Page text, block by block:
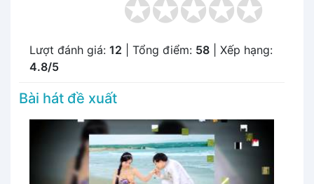
Lượt đánh giá: 12 | Tổng điểm: 58 | Xếp hạng:
4.8/5
Bài hát đề xuất